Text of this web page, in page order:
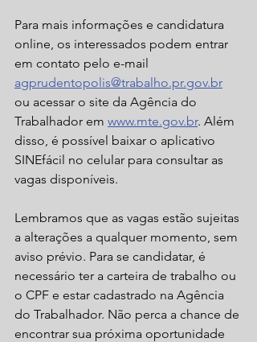
Para mais informações e candidatura
online, os interessados podem entrar
em contato pelo e-mail
agprudentopolis@trabalho.pr.gov.br
ou acessar o site da Agência do
Trabalhador em www.mte.gov.br. Além
disso, é possível baixar o aplicativo
SINEfácil no celular para consultar as
vagas disponíveis.
Lembramos que as vagas estão sujeitas
a alterações a qualquer momento, sem
aviso prévio. Para se candidatar, é
necessário ter a carteira de trabalho ou
o CPF e estar cadastrado na Agência
do Trabalhador. Não perca a chance de
encontrar sua próxima oportunidade